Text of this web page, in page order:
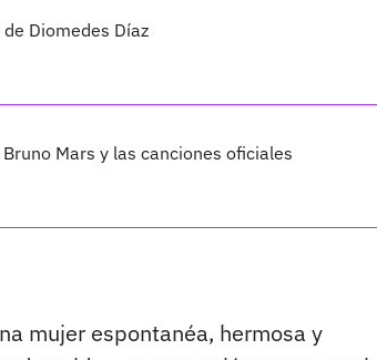
Diomedes Díaz
Mars y las canciones oficiales
mujer espontanéa, hermosa y